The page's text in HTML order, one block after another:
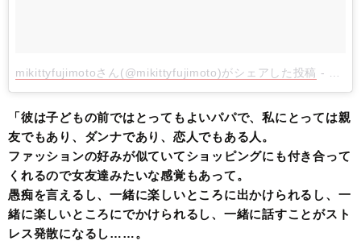
mikittyfujimotoさん(@mikittyfujimoto)がシェアした投稿 -
「彼は子どもの前ではとってもよいパパで、私にとっては親
友でもあり、ダンナであり、恋人でもある人。
ファッションの好みが似ていてショッピングにも付き合って
くれるので女友達みたいな感覚もあって。
愚痴を言えるし、一緒に楽しいところに出かけられるし、一
緒に楽しいところにでかけられるし、一緒に話すことがスト
レス発散になるし……。